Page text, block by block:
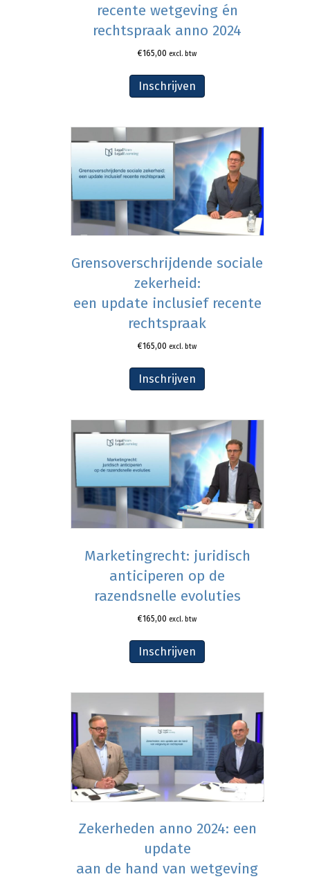
recente wetgeving én
rechtspraak anno 2024
€165,00 excl. btw
Inschrijven
Grensoverschrijdende sociale
zekerheid:
een update inclusief recente
rechtspraak
€165,00 excl. btw
Inschrijven
Marketingrecht: juridisch
anticiperen op de
razendsnelle evoluties
€165,00 excl. btw
Inschrijven
Zekerheden anno 2024: een
update
aan de hand van wetgeving